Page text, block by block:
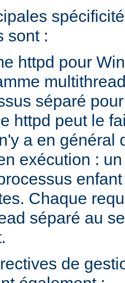
sont :
httpd pour
séparé
httpd peut le
a en général
exécution :
Chaque
séparé au
de